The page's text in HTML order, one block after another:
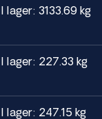
I lager: 3133.69 kg
I lager: 227.33 kg
I lager: 247.15 kg